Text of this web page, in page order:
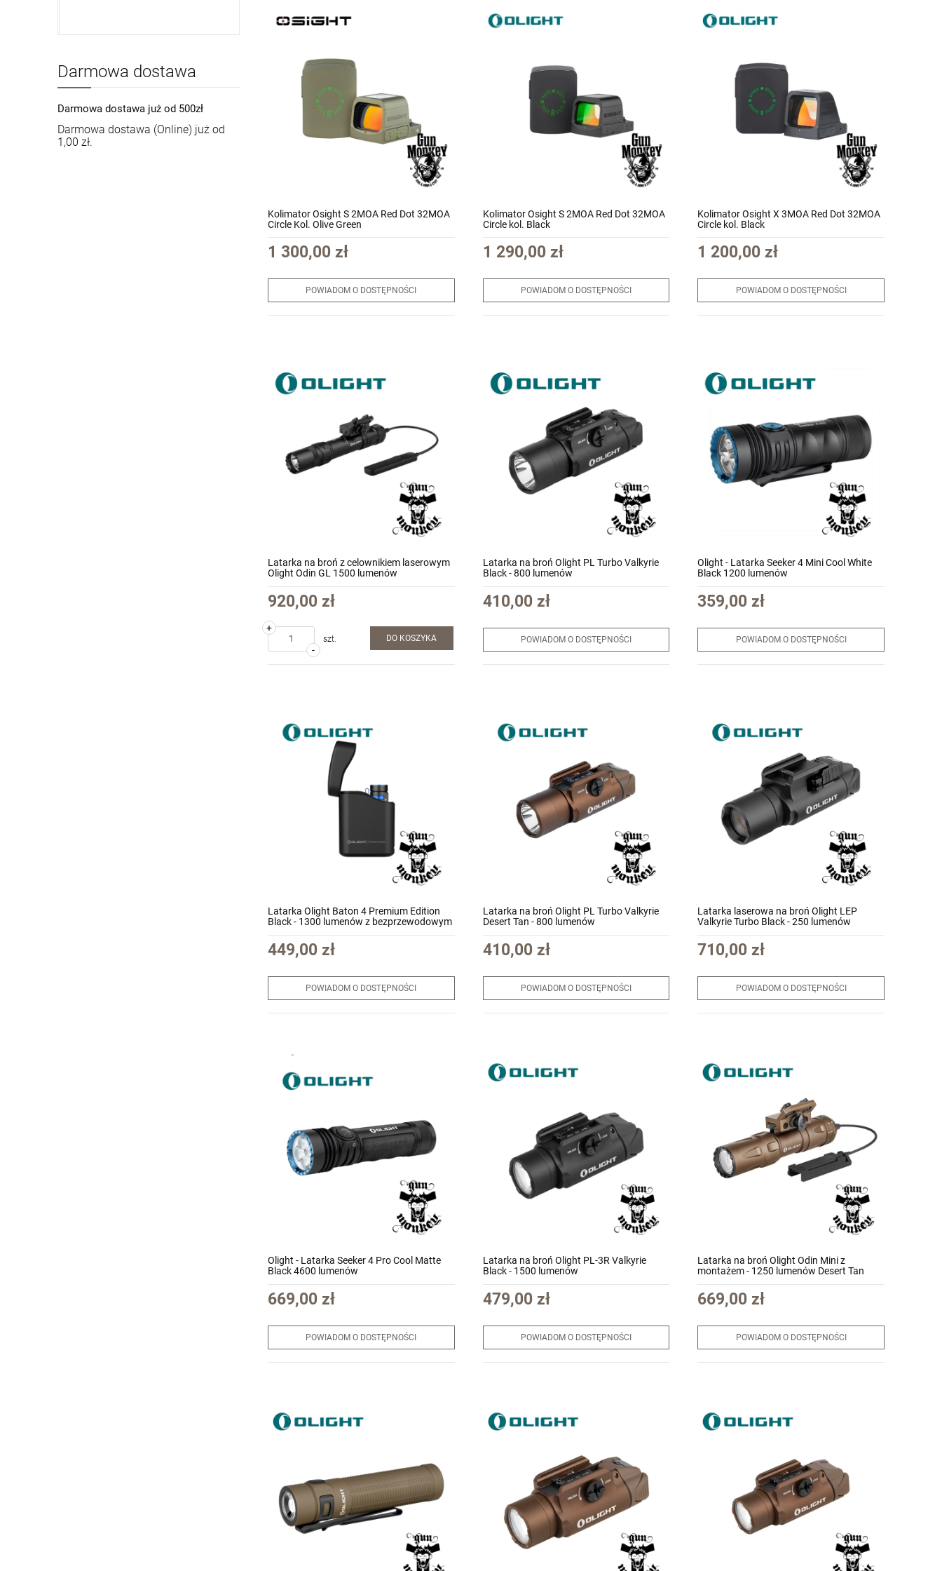
Darmowa dostawa
Darmowa dostawa już od 500zł
Darmowa dostawa (Online) już od
1,00 zł.
Kolimator Osight S 2MOA Red Dot 32MOA
Circle Kol. Olive Green
1 300,00 zł
POWIADOM O DOSTĘPNOŚCI
Kolimator Osight S 2MOA Red Dot 32MOA
Circle kol. Black
1 290,00 zł
POWIADOM O DOSTĘPNOŚCI
Kolimator Osight X 3MOA Red Dot 32MOA
Circle kol. Black
1 200,00 zł
POWIADOM O DOSTĘPNOŚCI
Latarka na broń z celownikiem laserowym
Olight Odin GL 1500 lumenów
920,00 zł
-
+
szt. DO KOSZYKA
Latarka na broń Olight PL Turbo Valkyrie
Black - 800 lumenów
410,00 zł
POWIADOM O DOSTĘPNOŚCI
Olight - Latarka Seeker 4 Mini Cool White
Black 1200 lumenów
359,00 zł
POWIADOM O DOSTĘPNOŚCI
Latarka Olight Baton 4 Premium Edition
Black - 1300 lumenów z bezprzewodowym
etui ładującym
449,00 zł
POWIADOM O DOSTĘPNOŚCI
Latarka na broń Olight PL Turbo Valkyrie
Desert Tan - 800 lumenów
410,00 zł
POWIADOM O DOSTĘPNOŚCI
Latarka laserowa na broń Olight LEP
Valkyrie Turbo Black - 250 lumenów
710,00 zł
POWIADOM O DOSTĘPNOŚCI
Olight - Latarka Seeker 4 Pro Cool Matte
Black 4600 lumenów
669,00 zł
POWIADOM O DOSTĘPNOŚCI
Latarka na broń Olight PL-3R Valkyrie
Black - 1500 lumenów
479,00 zł
POWIADOM O DOSTĘPNOŚCI
Latarka na broń Olight Odin Mini z
montażem - 1250 lumenów Desert Tan
669,00 zł
POWIADOM O DOSTĘPNOŚCI